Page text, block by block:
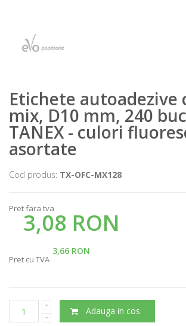
Etichete autoadezive
mix, D10 mm, 240
TANEX - culori
asortate
Cod produs: TX-OFC-MX128
Pret fara tva
3,08 RON
3,66 RON
Pret cu TVA
Adauga in cos